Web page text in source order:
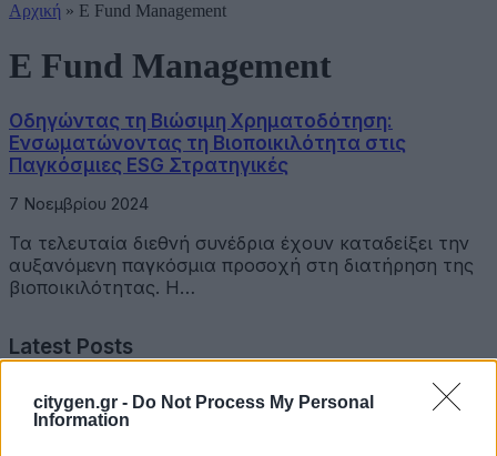
citygen.gr - Do Not Process My Personal
Information
Αρχική » E Fund Management
E Fund Management
Οδηγώντας τη Βιώσιμη Χρηματοδότηση:
Ενσωματώνοντας τη Βιοποικιλότητα στις
Παγκόσμιες ESG Στρατηγικές
7 Νοεμβρίου 2024
Τα τελευταία διεθνή συνέδρια έχουν καταδείξει την
αυξανόμενη παγκόσμια προσοχή στη διατήρηση της
βιοποικιλότητας. Η…
Latest Posts
Επιμελητήριο Αχαΐας: Πρόταση για τη δημιουργία
Δικτύου Γαλάζιας Οικονομίας Δυτικής Ελλάδας